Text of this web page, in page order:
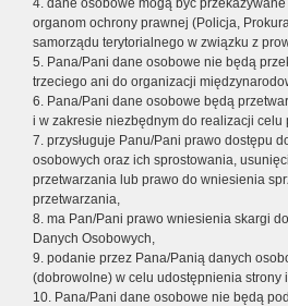
4. dane osobowe mogą być
organom ochrony prawnej (Policja,
samorządu terytorialnego w związku z
5. Pana/Pani dane osobowe nie będą
trzeciego ani do organizacji
6. Pana/Pani dane osobowe będą
i w zakresie niezbędnym do realizacji celu
7. przysługuje Panu/Pani prawo dostępu
osobowych oraz ich sprostowania,
przetwarzania lub prawo do wniesienia
przetwarzania,
8. ma Pan/Pani prawo wniesienia skargi
Danych Osobowych,
9. podanie przez Pana/Panią danych
(dobrowolne) w celu udostępnienia strony
10. Pana/Pani dane osobowe nie będą